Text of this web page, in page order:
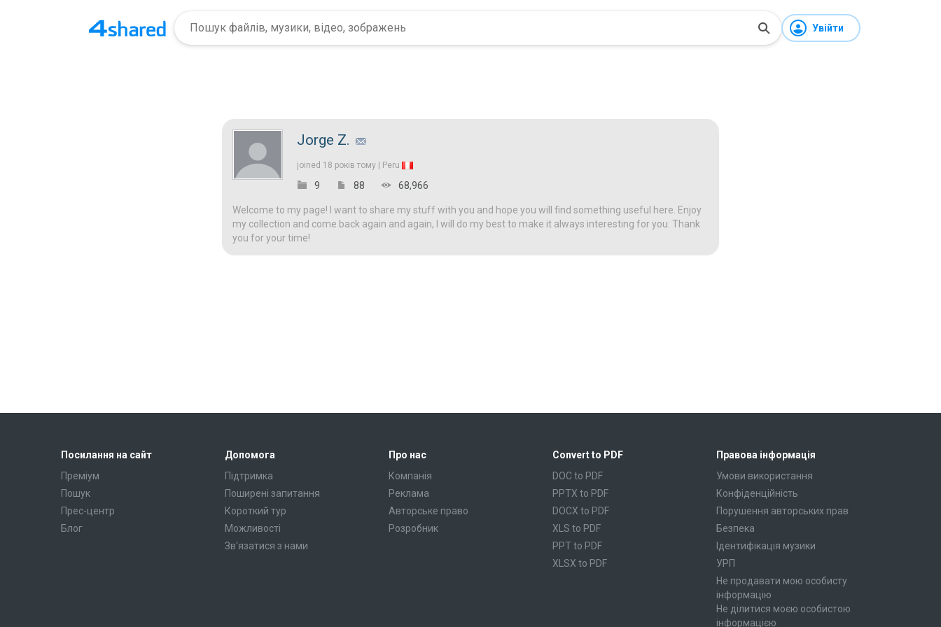
Увійти
Jorge Z.
joined 18 років тому | Peru
9 88 68,966
Welcome to my page! I want to share my stuff with you and hope you will find something useful here. Enjoy
my collection and come back again and again, I will do my best to make it always interesting for you. Thank
you for your time!
Посилання на сайт
Преміум
Пошук
Прес-центр
Блог
Допомога
Підтримка
Поширені запитання
Короткий тур
Можливості
Зв'язатися з нами
Про нас
Компанія
Реклама
Авторське право
Розробник
Convert to PDF
DOC to PDF
PPTX to PDF
DOCX to PDF
XLS to PDF
PPT to PDF
XLSX to PDF
Правова інформація
Умови використання
Конфіденційність
Порушення авторських прав
Безпека
Ідентифікація музики
УРП
Не продавати мою особисту
інформацію
Не ділитися моєю особистою
інформацією